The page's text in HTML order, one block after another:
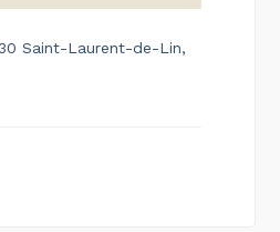
Saint-Laurent-de-Lin,